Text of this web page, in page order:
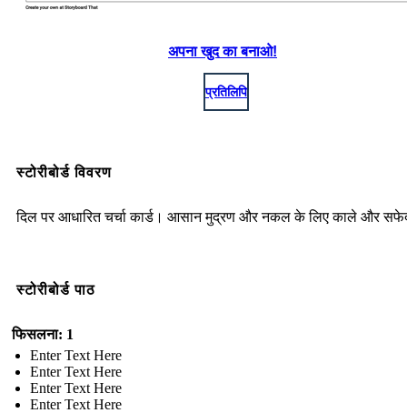
अपना खुद का बनाओ!
प्रतिलिपि
स्टोरीबोर्ड विवरण
दिल पर आधारित चर्चा कार्ड। आसान मुद्रण और नकल के लिए काले और
स्टोरीबोर्ड पाठ
फिसलना: 1
Enter Text Here
Enter Text Here
Enter Text Here
Enter Text Here